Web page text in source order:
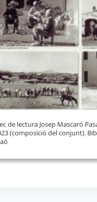
de lectura Josep Mascaró
(composició del conjunt).